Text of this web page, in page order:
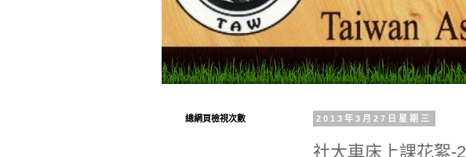
2013年3月27日星期三
社大車床上課花絮-2
總網頁檢視次數